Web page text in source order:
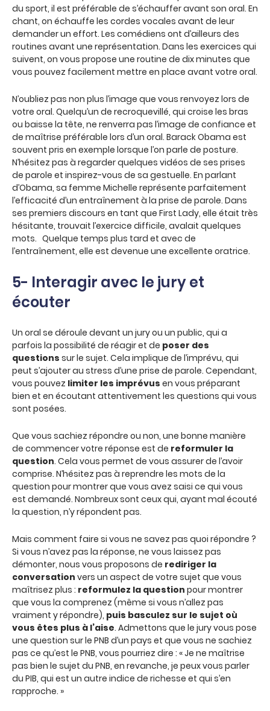
du sport, il est préférable de s’échauffer avant son oral. En
chant, on échauffe les cordes vocales avant de leur
demander un effort. Les comédiens ont d’ailleurs des
routines avant une représentation. Dans les exercices qui
suivent, on vous propose une routine de dix minutes que
vous pouvez facilement mettre en place avant votre oral.
N’oubliez pas non plus l’image que vous renvoyez lors de
votre oral. Quelqu’un de recroquevillé, qui croise les bras
ou baisse la tête, ne renverra pas l’image de confiance et
de maîtrise préférable lors d’un oral. Barack Obama est
souvent pris en exemple lorsque l’on parle de posture.
N’hésitez pas à regarder quelques vidéos de ses prises
de parole et inspirez-vous de sa gestuelle. En parlant
d’Obama, sa femme Michelle représente parfaitement
l’efficacité d’un entraînement à la prise de parole. Dans
ses premiers discours en tant que First Lady, elle était très
hésitante, trouvait l’exercice difficile, avalait quelques
mots. Quelque temps plus tard et avec de
l’entraînement, elle est devenue une excellente oratrice.
5- Interagir avec le jury et
écouter
Un oral se déroule devant un jury ou un public, qui a
parfois la possibilité de réagir et de poser des
questions sur le sujet. Cela implique de l’imprévu, qui
peut s’ajouter au stress d’une prise de parole. Cependant,
vous pouvez limiter les imprévus en vous préparant
bien et en écoutant attentivement les questions qui vous
sont posées.
Que vous sachiez répondre ou non, une bonne manière
de commencer votre réponse est de reformuler la
question. Cela vous permet de vous assurer de l’avoir
comprise. N’hésitez pas à reprendre les mots de la
question pour montrer que vous avez saisi ce qui vous
est demandé. Nombreux sont ceux qui, ayant mal écouté
la question, n’y répondent pas.
Mais comment faire si vous ne savez pas quoi répondre ?
Si vous n’avez pas la réponse, ne vous laissez pas
démonter, nous vous proposons de rediriger la
conversation vers un aspect de votre sujet que vous
maîtrisez plus : reformulez la question pour montrer
que vous la comprenez (même si vous n’allez pas
vraiment y répondre), puis basculez sur le sujet où
vous êtes plus à l’aise. Admettons que le jury vous pose
une question sur le PNB d’un pays et que vous ne sachiez
pas ce qu’est le PNB, vous pourriez dire : « Je ne maîtrise
pas bien le sujet du PNB, en revanche, je peux vous parler
du PIB, qui est un autre indice de richesse et qui s’en
rapproche. »